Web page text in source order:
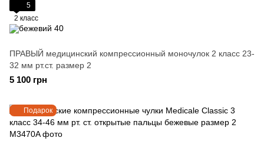
5
2 класс
ПРАВЫЙ медицинский компрессионный моночулок 2 класс 23-
32 мм рт.ст. размер 2
5 100 грн
Подарок